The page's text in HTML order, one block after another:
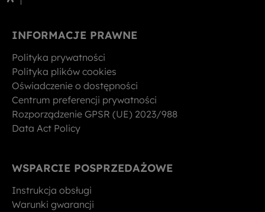
INFORMACJE PRAWNE
Polityka prywatności
Polityka plików cookies
Oświadczenie o dostępności
Centrum preferencji prywatności
Rozporządzenie GPSR (UE) 2023/988
Data Act Policy
WSPARCIE POSPRZEDAŻOWE
Instrukcja obsługi
Warunki gwarancji